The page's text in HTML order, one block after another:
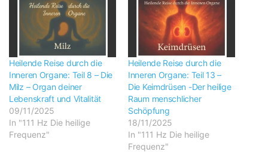
Heilende Reise durch die
Inneren Organe: Teil 8 – Die
Milz – Organ deiner
Lebenskraft und Vitalität
09/11/2025
In "111 Hz Die heilige
Frequenz"
Heilende Reise durch die
Inneren Organe: Teil 13 –
Die Keimdrüsen -Der heilige
Raum menschlicher
Schöpfung
18/11/2025
In "111 Hz Die heilige
Frequenz"